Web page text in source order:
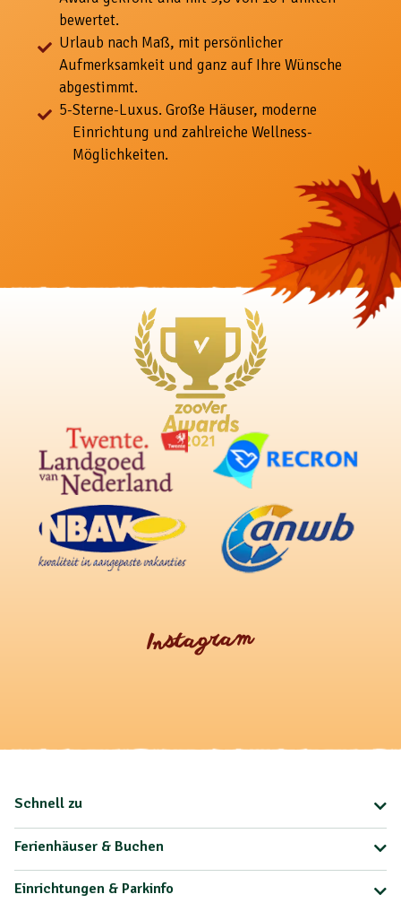
bewertet.
Urlaub nach Maß, mit persönlicher
Aufmerksamkeit und ganz auf Ihre Wünsche
abgestimmt.
5-Sterne-Luxus. Große Häuser, moderne
Einrichtung und zahlreiche Wellness-
Möglichkeiten.
Instagram
Schnell zu
Ferienhäuser & Buchen
Einrichtungen & Parkinfo